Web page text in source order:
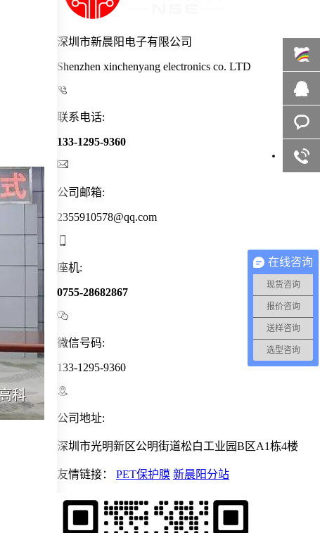
深圳市新晨阳电子有限公司
Shenzhen xinchenyang electronics co. LTD

联系电话:
133-1295-9360

公司邮箱:
2355910578@qq.com
座机:
0755-28682867

微信号码:
133-1295-9360

公司地址:
深圳市光明新区公明街道松白工业园B区A1栋4楼
友情链接： PET保护膜 新晨阳分站
百度商
在线咨
客服咨
在线咨询
现货咨询
报价咨询
送样咨询
选型咨询